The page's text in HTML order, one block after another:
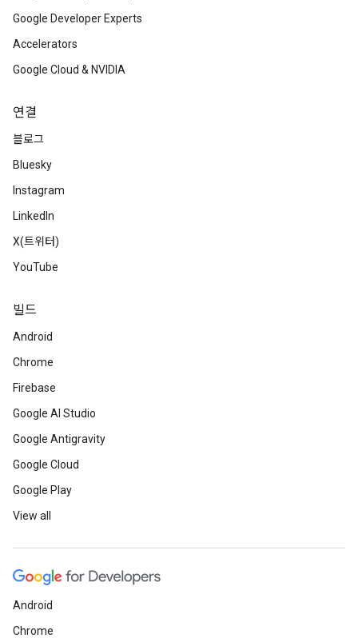
Google Developer Experts
Accelerators
Google Cloud & NVIDIA
연결
블로그
Bluesky
Instagram
LinkedIn
X(트위터)
YouTube
빌드
Android
Chrome
Firebase
Google AI Studio
Google Antigravity
Google Cloud
Google Play
View all
Android
Chrome